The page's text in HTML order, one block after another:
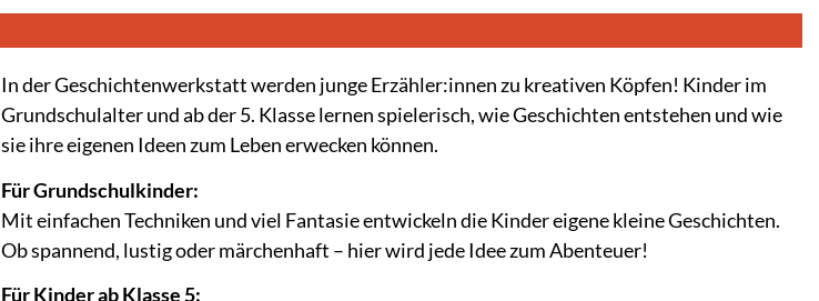
In der Geschichtenwerkstatt werden junge Erzähler:innen zu kreativen Köpfen! Kinder im
Grundschulalter und ab der 5. Klasse lernen spielerisch, wie Geschichten entstehen und wie
sie ihre eigenen Ideen zum Leben erwecken können.
Für Grundschulkinder:
Mit einfachen Techniken und viel Fantasie entwickeln die Kinder eigene kleine Geschichten.
Ob spannend, lustig oder märchenhaft – hier wird jede Idee zum Abenteuer!
Für Kinder ab Klasse 5: